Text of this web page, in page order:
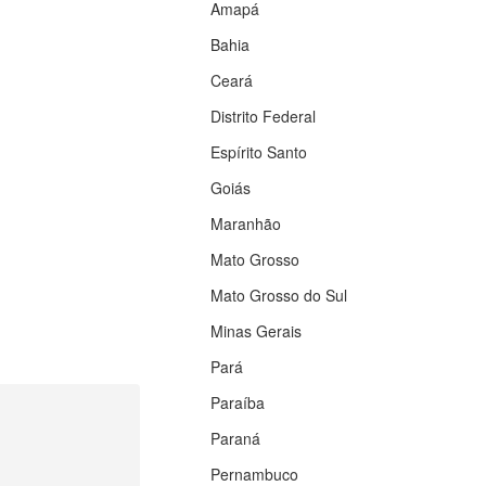
Amapá
Bahia
Ceará
Distrito Federal
Espírito Santo
Goiás
Maranhão
Mato Grosso
Mato Grosso do Sul
Minas Gerais
Pará
Paraíba
Paraná
Pernambuco